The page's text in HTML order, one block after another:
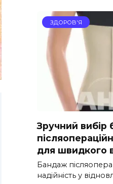
ЗДОРОВ'Я
Зручний вибір
для швидкого
Бандаж
надійність у